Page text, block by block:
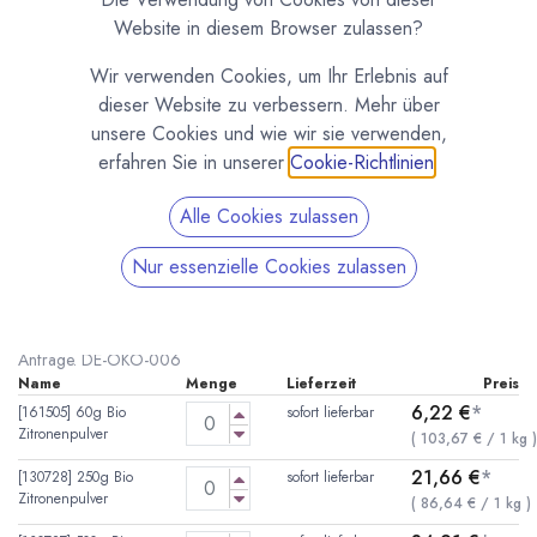
Bio Zitronenpulver 100% Fruchtpulver
(0 Rezension)
Anfrage. DE-ÖKO-006
Name Menge Lieferzeit
Preis
[161505] 60g Bio
Zitronenpulver
sofort lieferbar 6,22 €*
(103,67 € /1 kg )
[130728] 250g Bio
Zitronenpulver
sofort lieferbar 21,66 €*
(86,64 € /1 kg )
Website in diesem Browser zulassen?
Wir verwenden Cookies, um Ihr Erlebnis auf
dieser Website zu verbessern. Mehr über
unsere Cookies und wie wir sie verwenden,
erfahren Sie in unserer Cookie-Richtlinien
Alle Cookies zulassen
Nur essenzielle Cookies zulassen